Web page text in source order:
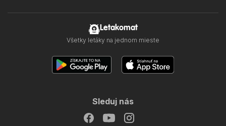
Letakomat
Všetky letáky na jednom mieste
Sleduj nás